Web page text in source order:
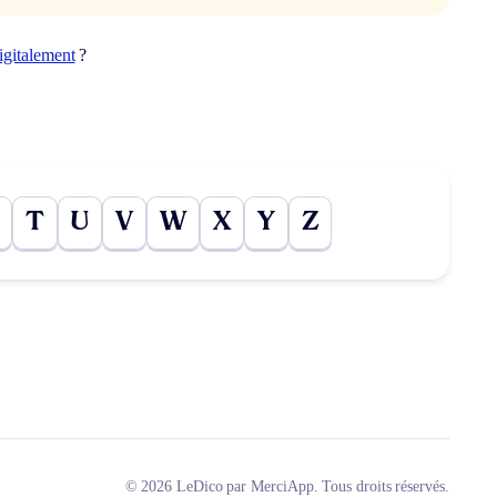
?
T U V W X Y Z
© 2026 LeDico par MerciApp. Tous droits réservés.